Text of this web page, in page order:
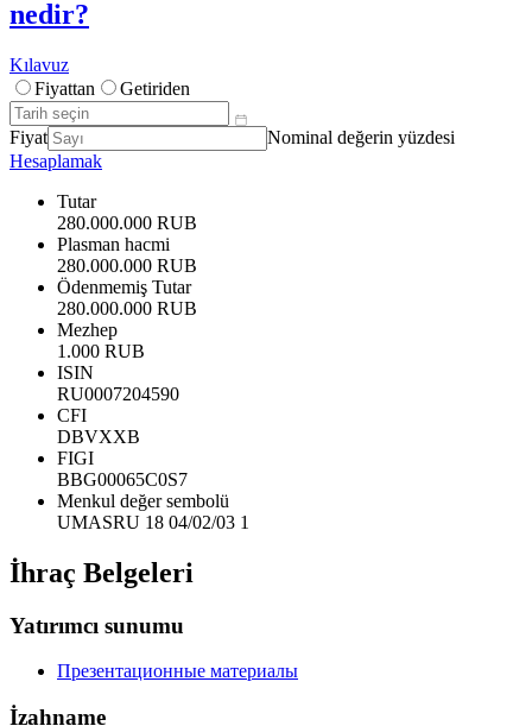
nedir?
Kılavuz
Fiyattan
Getiriden
Fiyat
Nominal değerin yüzdesi
Hesaplamak
Tutar
280.000.000 RUB
Plasman hacmi
280.000.000 RUB
Ödenmemiş Tutar
280.000.000 RUB
Mezhep
1.000 RUB
ISIN
RU0007204590
CFI
DBVXXB
FIGI
BBG00065C0S7
Menkul değer sembolü
UMASRU 18 04/02/03 1
İhraç Belgeleri
Yatırımcı sunumu
Презентационные материалы
İzahname